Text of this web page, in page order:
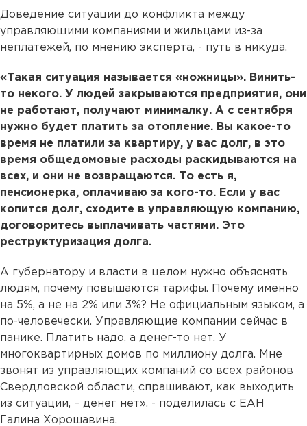
Доведение ситуации до конфликта между
управляющими компаниями и жильцами из-за
неплатежей, по мнению эксперта, - путь в никуда.
«Такая ситуация называется «ножницы». Винить-
то некого. У людей закрываются предприятия, они
не работают, получают минималку. А с сентября
нужно будет платить за отопление. Вы какое-то
время не платили за квартиру, у вас долг, в это
время общедомовые расходы раскидываются на
всех, и они не возвращаются. То есть я,
пенсионерка, оплачиваю за кого-то. Если у вас
копится долг, сходите в управляющую компанию,
договоритесь выплачивать частями. Это
реструктуризация долга.
А губернатору и власти в целом нужно объяснять
людям, почему повышаются тарифы. Почему именно
на 5%, а не на 2% или 3%? Не официальным языком, а
по-человечески. Управляющие компании сейчас в
панике. Платить надо, а денег-то нет. У
многоквартирных домов по миллиону долга. Мне
звонят из управляющих компаний со всех районов
Свердловской области, спрашивают, как выходить
из ситуации, – денег нет», - поделилась с ЕАН
Галина Хорошавина.